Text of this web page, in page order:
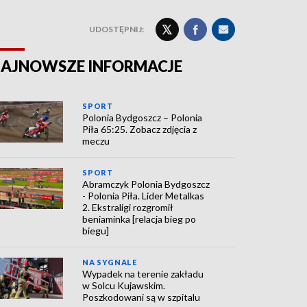
UDOSTĘPNIJ:
INFORMACJE
SPORT
Polonia Bydgoszcz – Polonia
Piła 65:25. Zobacz zdjęcia z
meczu
SPORT
Abramczyk Polonia Bydgoszcz
- Polonia Piła. Lider Metalkas
2. Ekstraligi rozgromił
beniaminka [relacja bieg po
biegu]
NA SYGNALE
Wypadek na terenie zakładu
w Solcu Kujawskim.
Poszkodowani są w szpitalu